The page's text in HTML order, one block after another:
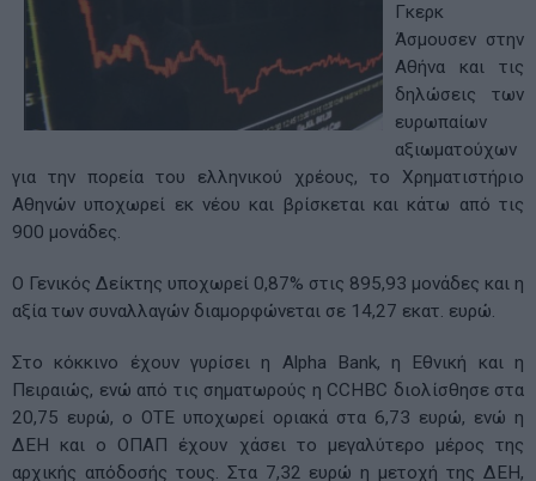
Γκερκ
Άσμουσεν στην
Αθήνα και τις
δηλώσεις των
ευρωπαίων
αξιωματούχων
για την πορεία του ελληνικού χρέους, το Χρηματιστήριο
Αθηνών υποχωρεί εκ νέου και βρίσκεται και κάτω από τις
900 μονάδες.
Ο Γενικός Δείκτης υποχωρεί 0,87% στις 895,93 μονάδες και η
αξία των συναλλαγών διαμορφώνεται σε 14,27 εκατ. ευρώ.
Στο κόκκινο έχουν γυρίσει η Alpha Bank, η Εθνική και η
Πειραιώς, ενώ από τις σηματωρούς η CCHBC διολίσθησε στα
20,75 ευρώ, ο ΟΤΕ υποχωρεί οριακά στα 6,73 ευρώ, ενώ η
ΔΕΗ και ο ΟΠΑΠ έχουν χάσει το μεγαλύτερο μέρος της
αρχικής απόδοσής τους. Στα 7,32 ευρώ η μετοχή της ΔΕΗ,